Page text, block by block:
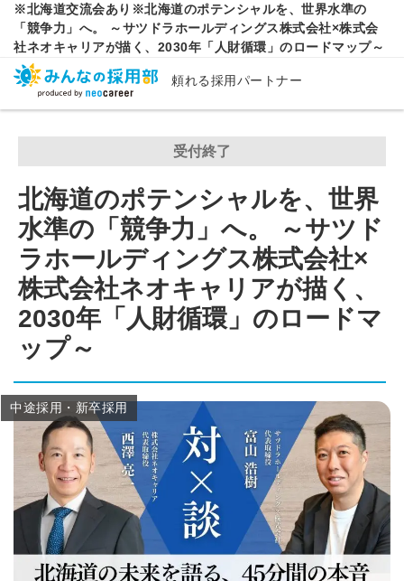
※北海道交流会あり※北海道のポテンシャルを、世界水準の
「競争力」へ。 ～サツドラホールディングス株式会社×株式会
社ネオキャリアが描く、2030年「人財循環」のロードマップ～
頼れる採用パートナー
受付終了
北海道のポテンシャルを、世界
水準の「競争力」へ。 ～サツド
ラホールディングス株式会社×
株式会社ネオキャリアが描く、
2030年「人財循環」のロードマ
ップ～
中途採用・新卒採用